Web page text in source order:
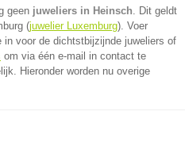
geen juweliers in Heinsch. Dit geldt
(juwelier Luxemburg). Voer
in voor de dichtstbijzijnde juweliers of
om via één e-mail in contact te
Hieronder worden nu overige